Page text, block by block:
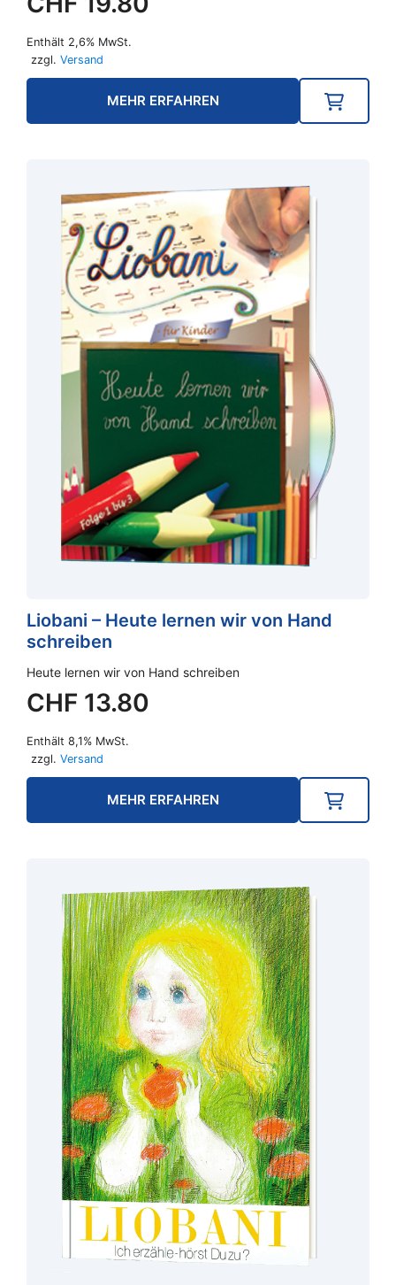
Enthält 2,6% MwSt.
zzgl. Versand
MEHR ERFAHREN
Liobani – Heute lernen wir von Hand
schreiben
Heute lernen wir von Hand schreiben
CHF 13.80
Enthält 8,1% MwSt.
zzgl. Versand
MEHR ERFAHREN